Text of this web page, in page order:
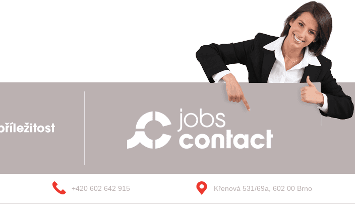
+420 602 642 915 Křenová 531/69a, 602 00 Brno